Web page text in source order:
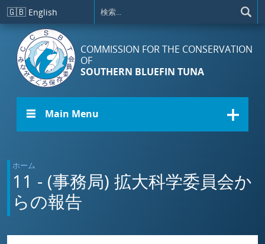
メインコンテンツに移動
🇬🇧 English
COMMISSION FOR THE CONSERVATION
OF
SOUTHERN BLUEFIN TUNA
☰ Main Menu
ホーム
11 - (事務局) 拡大科学委員会か
らの報告